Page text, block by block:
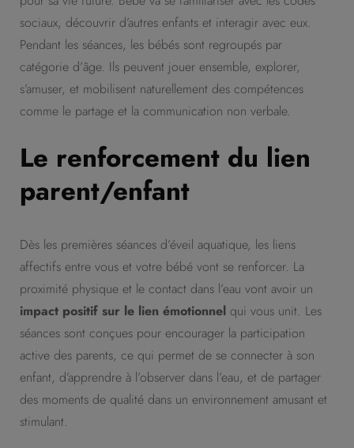
sociaux, découvrir d’autres enfants et interagir avec eux.
Pendant les séances, les bébés sont regroupés par
catégorie d’âge. Ils peuvent jouer ensemble, explorer,
s’amuser, et mobilisent naturellement des compétences
comme le partage et la communication non verbale.
Le renforcement du lien
parent/enfant
Dès les premières séances d’éveil aquatique, les liens
affectifs entre vous et votre bébé vont se renforcer. La
proximité physique et le contact dans l’eau vont avoir un
impact positif sur le lien émotionnel qui vous unit. Les
séances sont conçues pour encourager la participation
active des parents, ce qui permet de se connecter à son
enfant, d’apprendre à l’observer dans l’eau, et de partager
des moments de qualité dans un environnement amusant et
stimulant.